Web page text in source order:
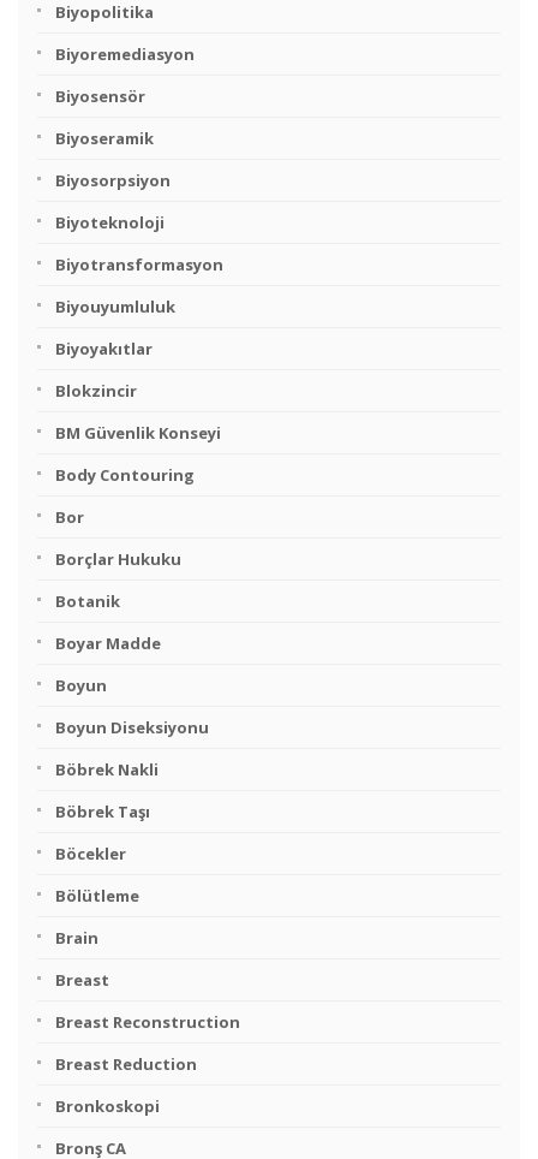
Biyopolitika
Biyoremediasyon
Biyosensör
Biyoseramik
Biyosorpsiyon
Biyoteknoloji
Biyotransformasyon
Biyouyumluluk
Biyoyakıtlar
Blokzincir
BM Güvenlik Konseyi
Body Contouring
Bor
Borçlar Hukuku
Botanik
Boyar Madde
Boyun
Boyun Diseksiyonu
Böbrek Nakli
Böbrek Taşı
Böcekler
Bölütleme
Brain
Breast
Breast Reconstruction
Breast Reduction
Bronkoskopi
Bronş CA